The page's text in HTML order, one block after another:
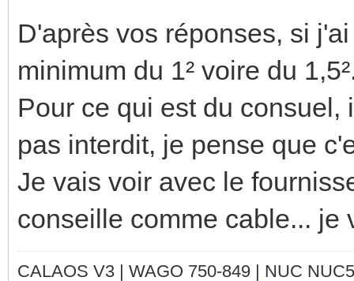
D'après vos réponses, si
minimum du 1² voire du
Pour ce qui est du
pas interdit, je pense que
Je vais voir avec le
conseille comme cable...
CALAOS V3 | WAGO 750-849 | NUC